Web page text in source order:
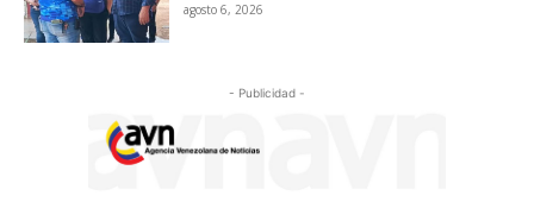
agosto 6, 2026
- Publicidad -